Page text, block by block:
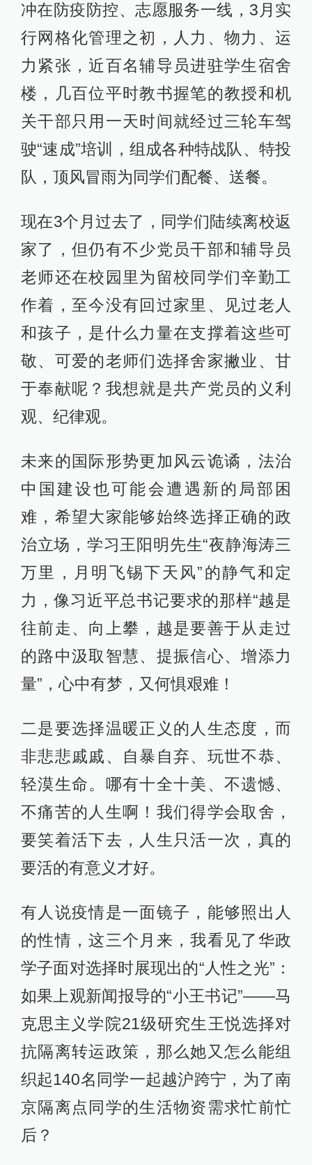
冲在防疫防控、志愿服务一线，3月实
行网格化管理之初，人力、物力、运
力紧张，近百名辅导员进驻学生宿舍
楼，几百位平时教书握笔的教授和机
关干部只用一天时间就经过三轮车驾
驶“速成”培训，组成各种特战队、特投
队，顶风冒雨为同学们配餐、送餐。
现在3个月过去了，同学们陆续离校返
家了，但仍有不少党员干部和辅导员
老师还在校园里为留校同学们辛勤工
作着，至今没有回过家里、见过老人
和孩子，是什么力量在支撑着这些可
敬、可爱的老师们选择舍家撇业、甘
于奉献呢？我想就是共产党员的义利
观、纪律观。
未来的国际形势更加风云诡谲，法治
中国建设也可能会遭遇新的局部困
难，希望大家能够始终选择正确的政
治立场，学习王阳明先生“夜静海涛三
万里，月明飞锡下天风”的静气和定
力，像习近平总书记要求的那样“越是
往前走、向上攀，越是要善于从走过
的路中汲取智慧、提振信心、增添力
量”，心中有梦，又何惧艰难！
二是要选择温暖正义的人生态度，而
非悲悲戚戚、自暴自弃、玩世不恭、
轻漠生命。哪有十全十美、不遗憾、
不痛苦的人生啊！我们得学会取舍，
要笑着活下去，人生只活一次，真的
要活的有意义才好。
有人说疫情是一面镜子，能够照出人
的性情，这三个月来，我看见了华政
学子面对选择时展现出的“人性之光”：
如果上观新闻报导的“小王书记”——马
克思主义学院21级研究生王悦选择对
抗隔离转运政策，那么她又怎么能组
织起140名同学一起越沪跨宁，为了南
京隔离点同学的生活物资需求忙前忙
后？